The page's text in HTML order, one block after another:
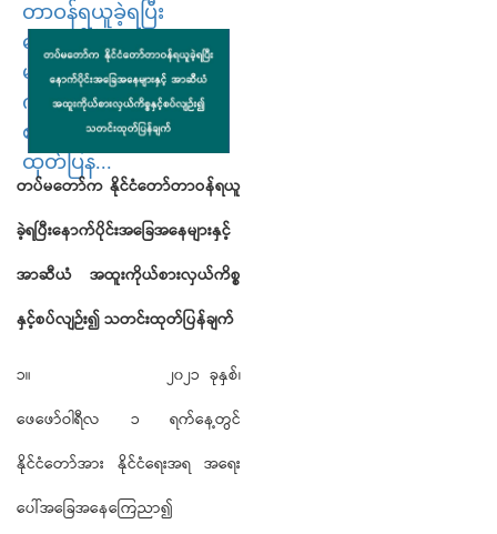
တာဝန်ရယူခဲ့ရပြီး
နောက်ပိုင်းအခြေအနေ
များနှင့် အာဆီယံ အထူး
ကိုယ်စားလှယ်ကိစ္စနှင့်
စပ်လျဉ်း၍ သတင်း
ထုတ်ပြန...
တပ်မတော်က နိုင်ငံတော်တာဝန်ရယူ
ခဲ့ရပြီးနောက်ပိုင်းအခြေအနေများနှင့်
အာဆီယံ အထူးကိုယ်စားလှယ်ကိစ္စ
နှင့်စပ်လျဉ်း၍ သတင်းထုတ်ပြန်ချက်
၁။ ၂၀၂၁ ခုနှစ်၊
ဖေဖော်ဝါရီလ ၁ ရက်နေ့တွင်
နိုင်ငံတော်အား နိုင်ငံရေးအရ အရေး
ပေါ်အခြေအနေကြေညာ၍